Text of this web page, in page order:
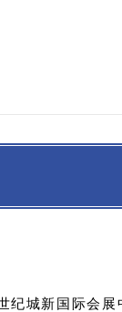
城新国际会展